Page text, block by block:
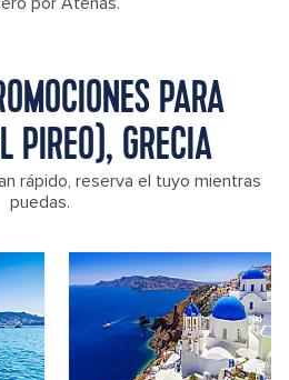
PARA
PIREO), GRECIA
rápido, reserva el tuyo mientras
puedas.